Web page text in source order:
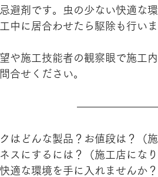
避剤です。虫の少ない快適な
中に居合わせたら駆除も行いま
や施工技能者の観察眼で施工
合せください。
はどんな製品？お値段は？（施
スにするには？（施工店になり
適な環境を手に入れませんか？